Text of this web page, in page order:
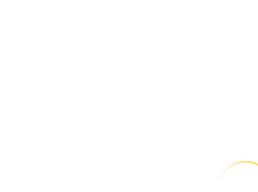
Plage de sable - MATIRA BEACH